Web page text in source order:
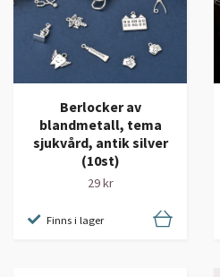
Berlocker av
blandmetall, tema
sjukvård, antik silver
(10st)
29 kr
Finns i lager